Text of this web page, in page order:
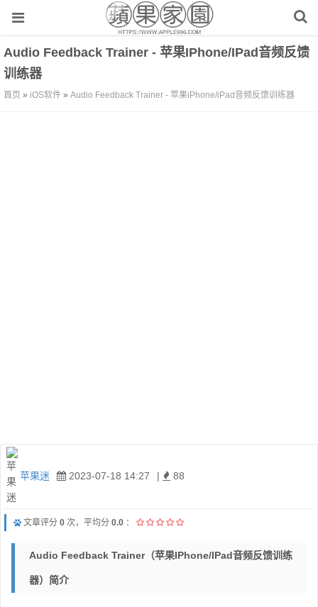
Audio Feedback Trainer - 苹果iPhone/iPad音频反馈
训练器
首页 » iOS软件 » Audio Feedback Trainer - 苹果iPhone/iPad音频反馈训练器
苹果迷 2023-07-18 14:27 | 88
文章评分 0 次，平均分 0.0 ：
Audio Feedback Trainer（苹果iPhone/iPad音频反馈训练
器）简介